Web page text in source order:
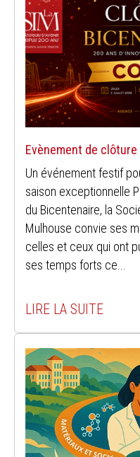
Evènement de
Un événement festif
saison exceptionnelle
du Bicentenaire, la
Mulhouse convie ses
celles et ceux qui ont
ses temps forts ce...
LIRE LA SUITE